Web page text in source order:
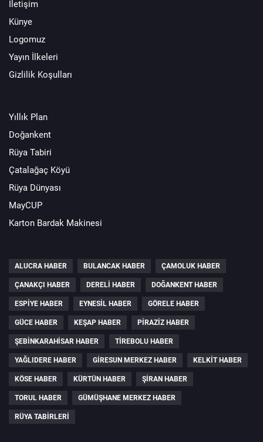
İletişim
Künye
Logomuz
Yayın İlkeleri
Gizlilik Koşulları
Yıllık Plan
Doğankent
Rüya Tabiri
Çatalağaç Köyü
Rüya Dünyası
MayCUP
Karton Bardak Makinesi
ALUCRA HABER BULANCAK HABER ÇAMOLUK HABER
ÇANAKÇI HABER DERELI HABER DOĞANKENT HABER
ESPIYE HABER EYNESIL HABER GÖRELE HABER
GÜCE HABER KEŞAP HABER PIRAZIZ HABER
ŞEBINKARAHISAR HABER TIREBOLU HABER
YAĞLIDERE HABER GIRESUN MERKEZ HABER KELKIT HABER
KÖSE HABER KÜRTÜN HABER ŞIRAN HABER
TORUL HABER GÜMÜŞHANE MERKEZ HABER
RÜYA TABIRLERI